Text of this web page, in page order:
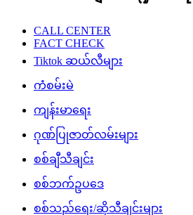
CALL CENTER
FACT CHECK
Tiktok ဆယ်လီများ
ကံစမ်းမဲ
ကျန်းမာရေး
ဂုဏ်ပြုဇာတ်လမ်းများ
စစ်ချီသီချင်း
စစ်ဘက်ဥပဒေ
စစ်သည်ရေး/ဆိုသီချင်းများ